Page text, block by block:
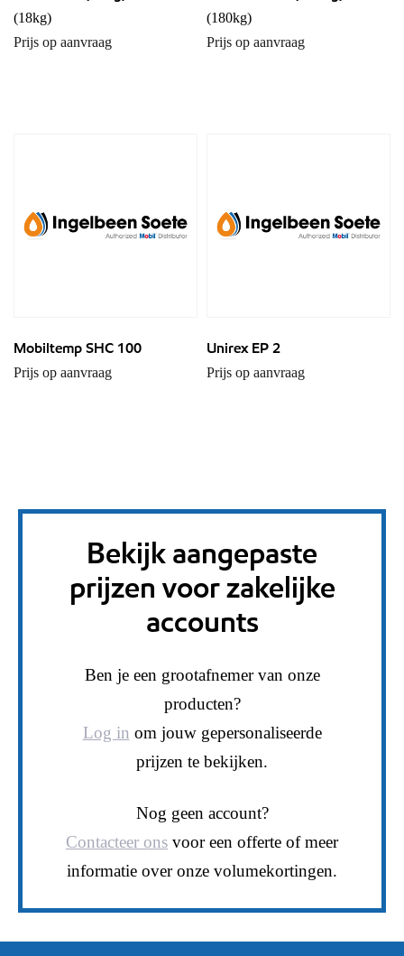
(18kg)
Prijs op aanvraag
(180kg)
Prijs op aanvraag
Mobiltemp SHC 100
Prijs op aanvraag
Unirex EP 2
Prijs op aanvraag
Bekijk aangepaste
prijzen voor zakelijke
accounts
Ben je een grootafnemer van onze
producten?
Log in om jouw gepersonaliseerde
prijzen te bekijken.
Nog geen account?
Contacteer ons voor een offerte of meer
informatie over onze volumekortingen.